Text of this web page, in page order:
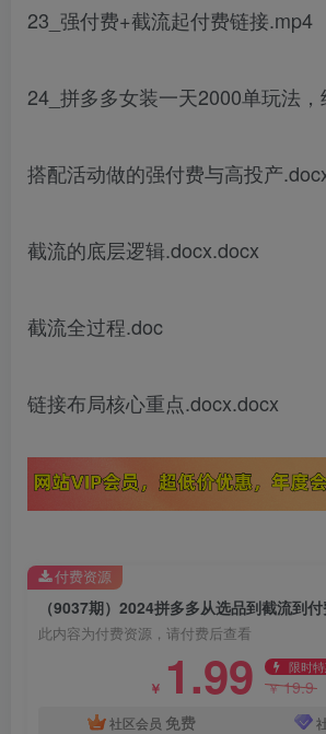
23_强付费+截流起付费链接.mp4
24_拼多多女装一天2000单玩法
搭配活动做的强付费与高投产
截流的底层逻辑.docx.docx
截流全过程.doc
链接布局核心重点.docx.docx
此内容为付费资源，请付费后查看
￥ 1.99 限时
￥19.9
社区会员 免费
付费资源